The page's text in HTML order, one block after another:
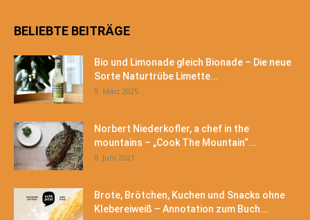
BELIEBTE BEITRÄGE
Bio und Limonade gleich Bionade – Die neue
Sorte Naturtrübe Limette...
9. März 2025
Norbert Niederkofler, a chef in the
mountains – „Cook The Mountain“...
8. Juni 2021
Brote, Brötchen, Kuchen und Snacks ohne
Klebereiweiß – Annotation zum Buch...